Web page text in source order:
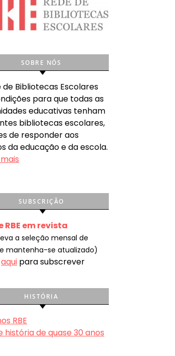
SOBRE NÓS
de Bibliotecas Escolares
para que todas as
educativas tenham
bibliotecas escolares,
de responder aos
da educação e da escola.
SUBSCRIÇÃO
RBE em revista
a seleção mensal de
mantenha-se atualizado)
aqui para subscrever
HISTÓRIA
RBE
história de quase 30 anos